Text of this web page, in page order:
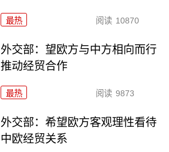
最热 阅读 10870
外交部：望欧方与中方相向而行
推动经贸合作
最热 阅读 9873
外交部：希望欧方客观理性看待
中欧经贸关系